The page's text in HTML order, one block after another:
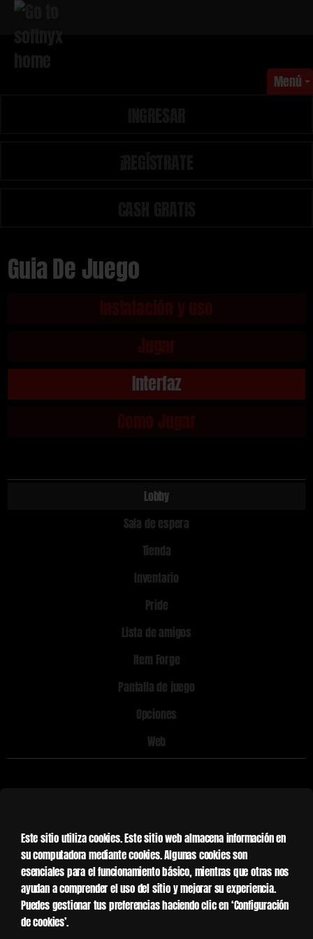
Este sitio utiliza cookies. Este sitio web almacena información en
su computadora mediante cookies. Algunas cookies son
esenciales para el funcionamiento básico, mientras que otras nos
ayudan a comprender el uso del sitio y mejorar su experiencia.
Puedes gestionar tus preferencias haciendo clic en ‘Configuración
de cookies’.
Menú
Guia De Juego
Instalación y uso
Jugar
Interfaz
Como Jugar
Lobby
Sala de espera
Tienda
Inventario
Pride
Lista de amigos
Item Forge
Pantalla de juego
Opciones
Web
Tienda. Podrás comprar armas y equipamiento.
Inventario. Podrás elegir el inventario que usaras.
Tienda de Wc. Podrás comprar armas y equipamiento
con Wc.